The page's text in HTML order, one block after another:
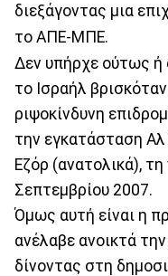
διεξάγοντας μια
το ΑΠΕ-ΜΠΕ.
Δεν υπήρχε ούτως ή
το Ισραήλ
ριψοκίνδυνη
την εγκατάσταση Αλ
Εζόρ (ανατολικά),
Σεπτεμβρίου 2007.
Όμως αυτή είναι η
ανέλαβε ανοικτά
δίνοντας στη